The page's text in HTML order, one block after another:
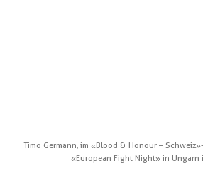
Timo Germann, im «Blood & Honour –
«European Fight Night» in Ungarn